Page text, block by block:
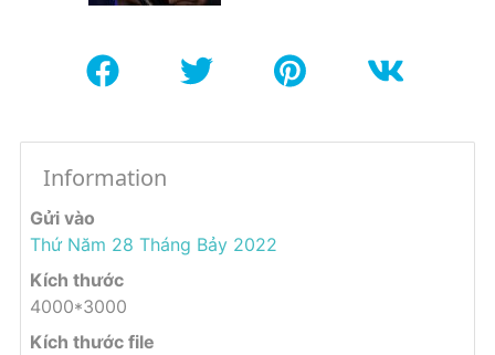
Information
Gửi vào
Thứ Năm 28 Tháng Bảy 2022
Kích thước
4000*3000
Kích thước file